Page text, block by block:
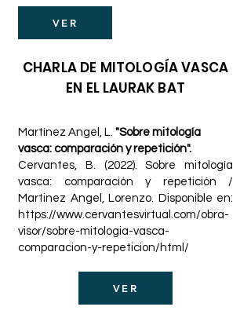
VER
CHARLA DE MITOLOGÍA VASCA
EN EL LAURAK BAT
Martínez Angel, L. "Sobre mitología
vasca: comparación y repetición".
Cervantes, B. (2022). Sobre mitología
vasca: comparación y repetición /
Martinez Angel, Lorenzo. Disponible en:
https://www.cervantesvirtual.com/obra-
visor/sobre-mitologia-vasca-
comparacion-y-repeticion/html/
VER